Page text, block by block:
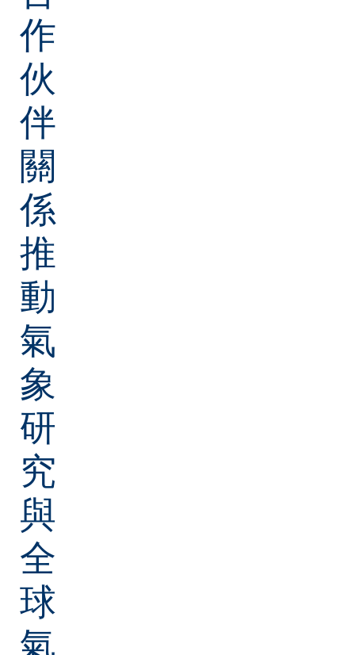
作
伙
伴
關
係
推
動
氣
象
研
究
與
全
球
氣